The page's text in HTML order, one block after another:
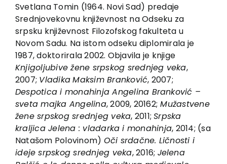
About us
Books
In preparation
Sale
Authors
News
EU PROJECTS
Contact
Svetlana Tomin (1964. Novi Sad) predaje
Srednjovekovnu književnost na Odseku za
srpsku književnost Filozofskog fakulteta u
Novom Sadu. Na istom odseku diplomirala je
1987, doktorirala 2002. Objavila je knjige
Knjigoljubive žene srpskog srednjeg veka,
2007; VladikaMaksim Branković, 2007;
Despotica i monahinja Angelina Branković –
sveta majka Angelina, 2009, 20162; Mužastvene
žene srpskogsrednjeg veka, 2011;Srpska
kraljica Jelena : vladarka i monahinja, 2014; (sa
Natašom Polovinom) Oči srdačne. Ličnosti i
ideje srpskog srednjeg veka, 2016; Jelena